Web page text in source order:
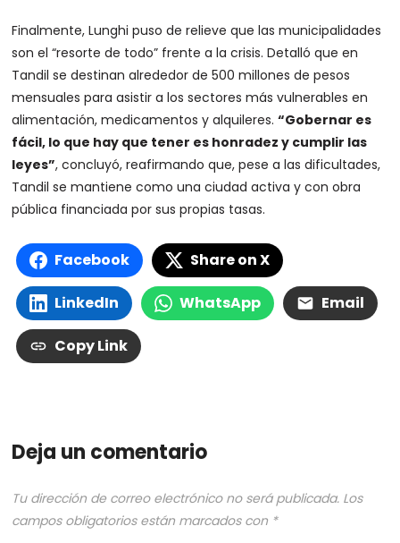
Finalmente, Lunghi puso de relieve que las municipalidades
son el “resorte de todo” frente a la crisis. Detalló que en
Tandil se destinan alrededor de 500 millones de pesos
mensuales para asistir a los sectores más vulnerables en
alimentación, medicamentos y alquileres.“Gobernar es
fácil, lo que hay que tener es honradez y cumplir las
leyes”, concluyó, reafirmando que, pese a las dificultades,
Tandil se mantiene como una ciudad activa y con obra
pública financiada por sus propias tasas.
Facebook Share on X
LinkedIn WhatsApp Email
Copy Link
Deja un comentario
Tu dirección de correo electrónico no será publicada. Los
campos obligatorios están marcados con *